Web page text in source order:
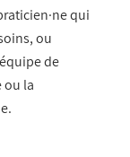
qui
ou
de
ou la